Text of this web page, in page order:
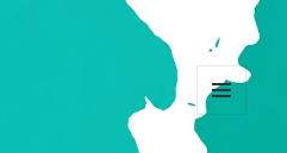
MENU